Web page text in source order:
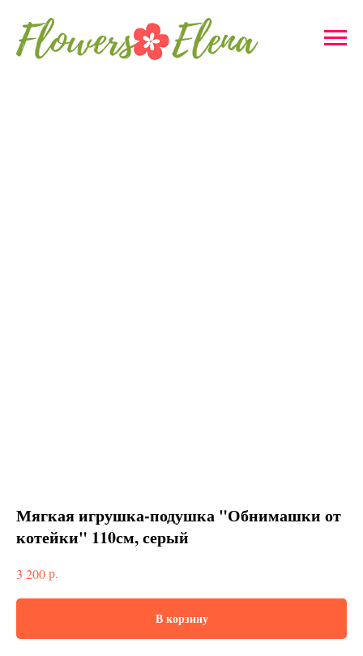
Мягкая игрушка-подушка "Обнимашки от
котейки" 110см, серый
3 200р.
В корзину